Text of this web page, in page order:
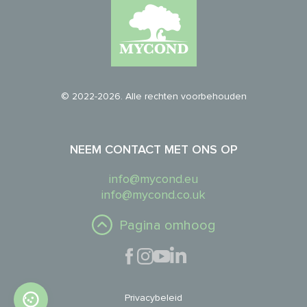
© 2022-2026. Alle rechten voorbehouden
NEEM CONTACT MET ONS OP
info@mycond.eu
info@mycond.co.uk
Pagina omhoog
Privacybeleid